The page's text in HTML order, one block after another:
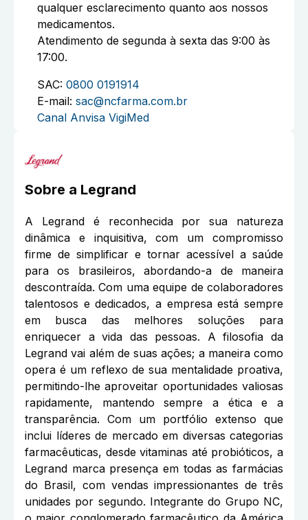
qualquer esclarecimento quanto aos nossos
medicamentos.
Atendimento de segunda à sexta das 9:00 às
17:00.
SAC: 0800 0191914
E-mail: sac@ncfarma.com.br
Canal Anvisa VigiMed
Sobre a Legrand
A Legrand é reconhecida por sua natureza
dinâmica e inquisitiva, com um compromisso
firme de simplificar e tornar acessível a saúde
para os brasileiros, abordando-a de maneira
descontraída. Com uma equipe de colaboradores
talentosos e dedicados, a empresa está sempre
em busca das melhores soluções para
enriquecer a vida das pessoas. A filosofia da
Legrand vai além de suas ações; a maneira como
opera é um reflexo de sua mentalidade proativa,
permitindo-lhe aproveitar oportunidades valiosas
rapidamente, mantendo sempre a ética e a
transparência. Com um portfólio extenso que
inclui líderes de mercado em diversas categorias
farmacêuticas, desde vitaminas até probióticos, a
Legrand marca presença em todas as farmácias
do Brasil, com vendas impressionantes de três
unidades por segundo. Integrante do Grupo NC,